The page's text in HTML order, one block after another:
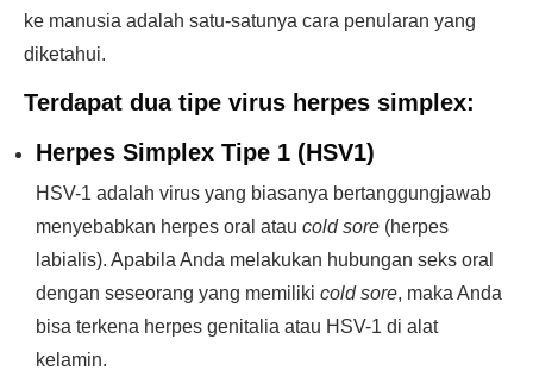
ke manusia adalah satu-satunya cara penularan yang
diketahui.
Terdapat dua tipe virus herpes simplex:
Herpes Simplex Tipe 1 (HSV1)
HSV-1 adalah virus yang biasanya bertanggungjawab
menyebabkan herpes oral atau cold sore (herpes
labialis). Apabila Anda melakukan hubungan seks oral
dengan seseorang yang memiliki cold sore, maka Anda
bisa terkena herpes genitalia atau HSV-1 di alat
kelamin.